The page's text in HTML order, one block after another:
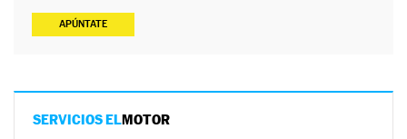
APÚNTATE
SERVICIOS ELMOTOR